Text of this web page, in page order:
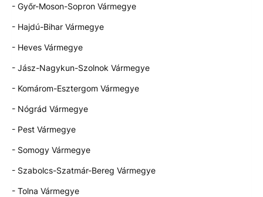
- Győr-Moson-Sopron Vármegye
- Hajdú-Bihar Vármegye
- Heves Vármegye
- Jász-Nagykun-Szolnok Vármegye
- Komárom-Esztergom Vármegye
- Nógrád Vármegye
- Pest Vármegye
- Somogy Vármegye
- Szabolcs-Szatmár-Bereg Vármegye
- Tolna Vármegye